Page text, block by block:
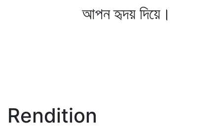
আপন হৃদয় দিয়ে।
Rendition